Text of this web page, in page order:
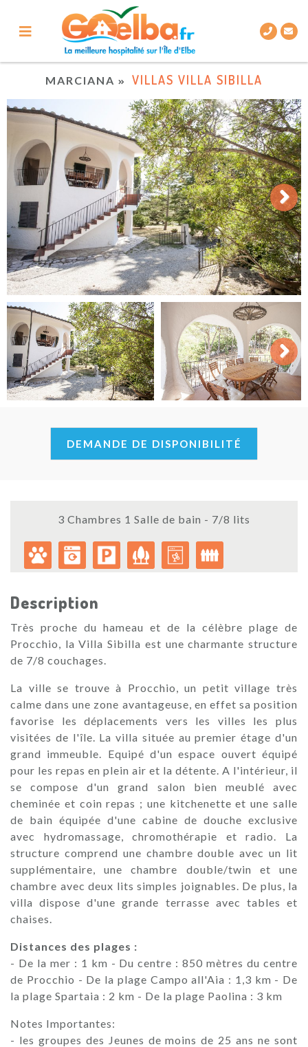
MARCIANA VILLAS VILLA SIBILLA
Next
Next
DEMANDE DE DISPONIBILITÉ
3 Chambres 1 Salle de bain - 7/8 lits
Description
Très proche du hameau et de la célèbre plage de
Procchio, la Villa Sibilla est une charmante structure
de 7/8 couchages.
La ville se trouve à Procchio, un petit village très
calme dans une zone avantageuse, en effet sa position
favorise les déplacements vers les villes les plus
visitées de l'île. La villa située au premier étage d'un
grand immeuble. Equipé d'un espace ouvert équipé
pour les repas en plein air et la détente. A l'intérieur, il
se compose d'un grand salon bien meublé avec
cheminée et coin repas ; une kitchenette et une salle
de bain équipée d'une cabine de douche exclusive
avec hydromassage, chromothérapie et radio. La
structure comprend une chambre double avec un lit
supplémentaire, une chambre double/twin et une
chambre avec deux lits simples joignables. De plus, la
villa dispose d'une grande terrasse avec tables et
chaises.
Distances des plages :
- De la mer : 1 km - Du centre : 850 mètres du centre
de Procchio - De la plage Campo all'Aia : 1,3 km - De
la plage Spartaia : 2 km - De la plage Paolina : 3 km
Notes Importantes:
- les groupes des Jeunes de moins de 25 ans ne sont